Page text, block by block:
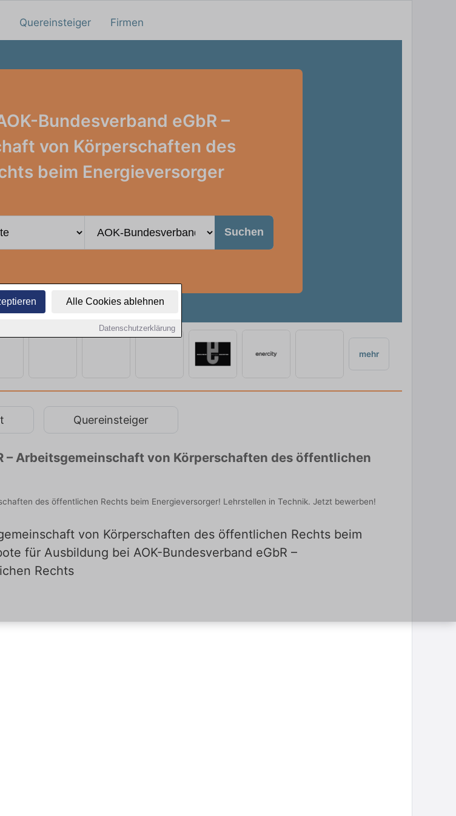
Alle Cookies ablehnen
Datenschutzerklärung
Quereinsteiger Firmen
Bundesverband eGbR –
von Körperschaften des
beim Energieversorger
Suchen
mehr
Quereinsteiger
– Arbeitsgemeinschaft von Körperschaften des öffentlichen
des öffentlichen Rechts beim Energieversorger! Lehrstellen in Technik. Jetzt bewerben!
von Körperschaften des öffentlichen Rechts beim
für Ausbildung bei AOK-Bundesverband eGbR –
Rechts